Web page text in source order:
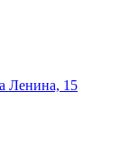
Ленина, 15